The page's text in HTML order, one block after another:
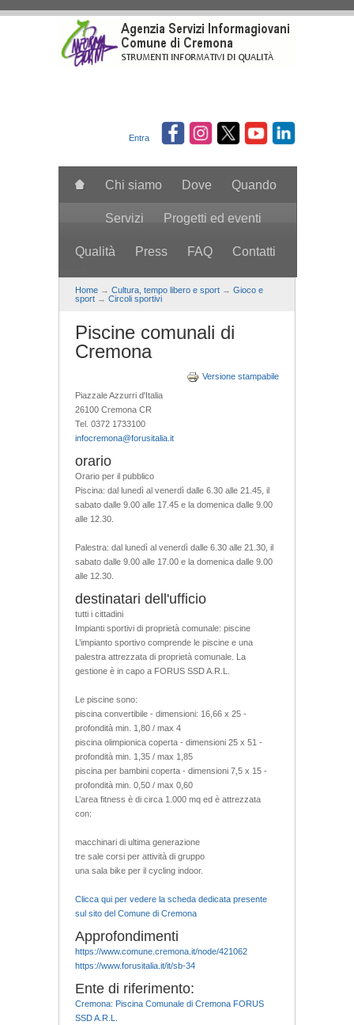
Entra
Chi siamo Dove Quando
Servizi Progetti ed eventi
Qualità Press FAQ Contatti
Home → Cultura, tempo libero e sport → Gioco e
sport → Circoli sportivi
Piscine comunali di
Cremona
Versione stampabile
Piazzale Azzurri d'Italia
26100 Cremona CR
Tel. 0372 1733100
infocremona@forusitalia.it
orario
Orario per il pubblico
Piscina: dal lunedì al venerdì dalle 6.30 alle 21.45, il
sabato dalle 9.00 alle 17.45 e la domenica dalle 9.00
alle 12.30.
Palestra: dal lunedì al venerdì dalle 6.30 alle 21.30, il
sabato dalle 9.00 alle 17.00 e la domenica dalle 9.00
alle 12.30.
destinatari dell'ufficio
tutti i cittadini
Impianti sportivi di proprietà comunale: piscine
L’impianto sportivo comprende le piscine e una
palestra attrezzata di proprietà comunale. La
gestione è in capo a FORUS SSD A.R.L.
Le piscine sono:
piscina convertibile - dimensioni: 16,66 x 25 -
profondità min. 1,80 / max 4
piscina olimpionica coperta - dimensioni 25 x 51 -
profondità min. 1,35 / max 1,85
piscina per bambini coperta - dimensioni 7,5 x 15 -
profondità min. 0,50 / max 0,60
L’area fitness è di circa 1.000 mq ed è attrezzata
con:
macchinari di ultima generazione
tre sale corsi per attività di gruppo
una sala bike per il cycling indoor.
Clicca qui per vedere la scheda dedicata presente
sul sito del Comune di Cremona
Approfondimenti
https://www.comune.cremona.it/node/421062
https://www.forusitalia.it/it/sb-34
Ente di riferimento:
Cremona: Piscina Comunale di Cremona FORUS
SSD A.R.L.